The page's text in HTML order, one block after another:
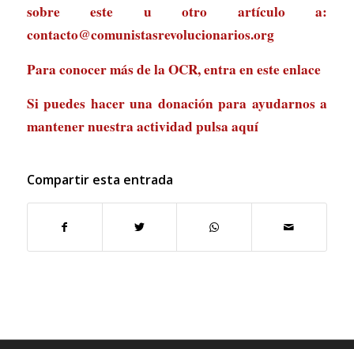
sobre este u otro artículo a:
contacto@comunistasrevolucionarios.org
Para conocer más de la OCR, entra eneste enlace
Si puedes hacer una donación para ayudarnos a
mantener nuestra actividad pulsa aquí
Compartir esta entrada